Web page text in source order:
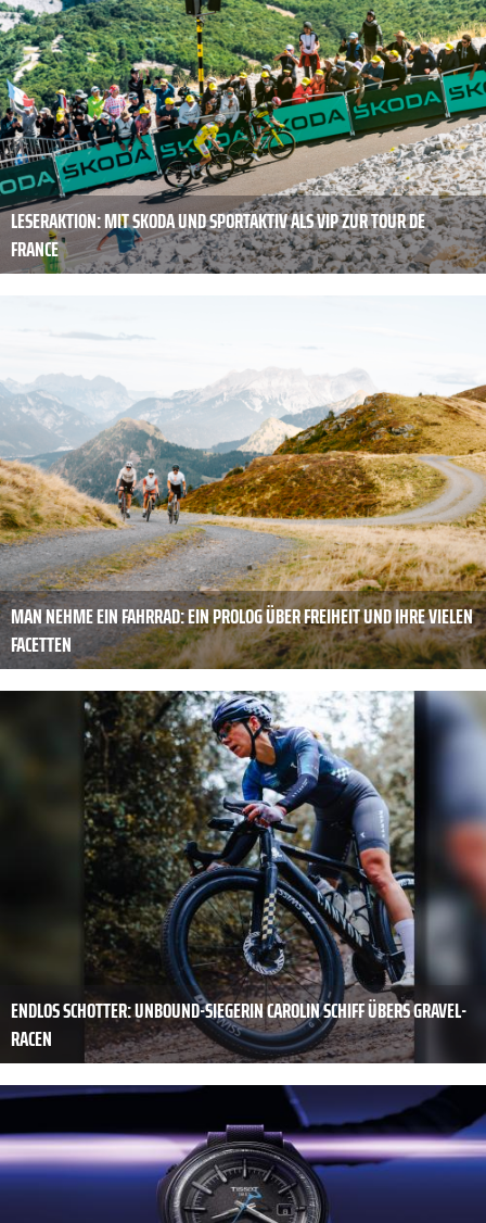
LESERAKTION: MIT SKODA UND SPORTAKTIV ALS VIP ZUR TOUR DE
FRANCE
MAN NEHME EIN FAHRRAD: EIN PROLOG ÜBER FREIHEIT UND IHRE VIELEN
FACETTEN
ENDLOS SCHOTTER: UNBOUND-SIEGERIN CAROLIN SCHIFF ÜBERS GRAVEL-
RACEN